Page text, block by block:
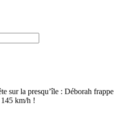
sur la presqu’île : Déborah frappe
145 km/h !